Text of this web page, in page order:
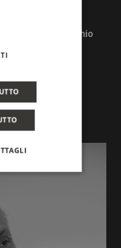
Pensovecchio